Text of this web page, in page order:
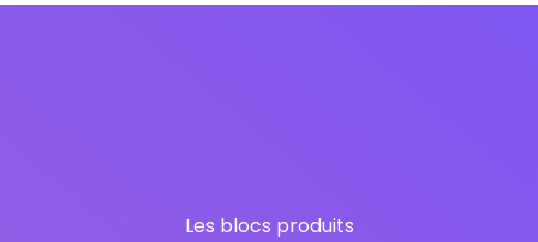
Les blocs produits